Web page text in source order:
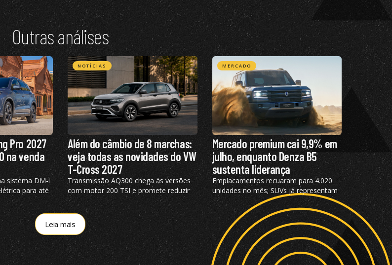
Outras análises
Pro 2027
na venda
sistema DM-i
para até
NOTÍCIAS
Além do câmbio de 8 marchas:
veja todas as novidades do VW
T-Cross 2027
Transmissão AQ300 chega às versões
com motor 200 TSI e promete reduzir
em até 7% o consumo urbano com
gasolina
MERCADO
Mercado premium cai 9,9% em
julho, enquanto Denza B5
sustenta liderança
Emplacamentos recuaram para 4.020
unidades no mês; SUVs já representam
72,2% das vendas e modelos
eletrificados respondem por 55,4% do
segmento, aponta a Bright Consulting.
Leia mais